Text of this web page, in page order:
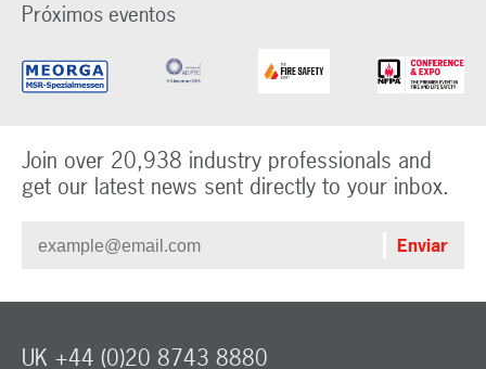
Próximos eventos
Join over 20,938 industry professionals and
get our latest news sent directly to your inbox.
UK +44 (0)20 8743 8880